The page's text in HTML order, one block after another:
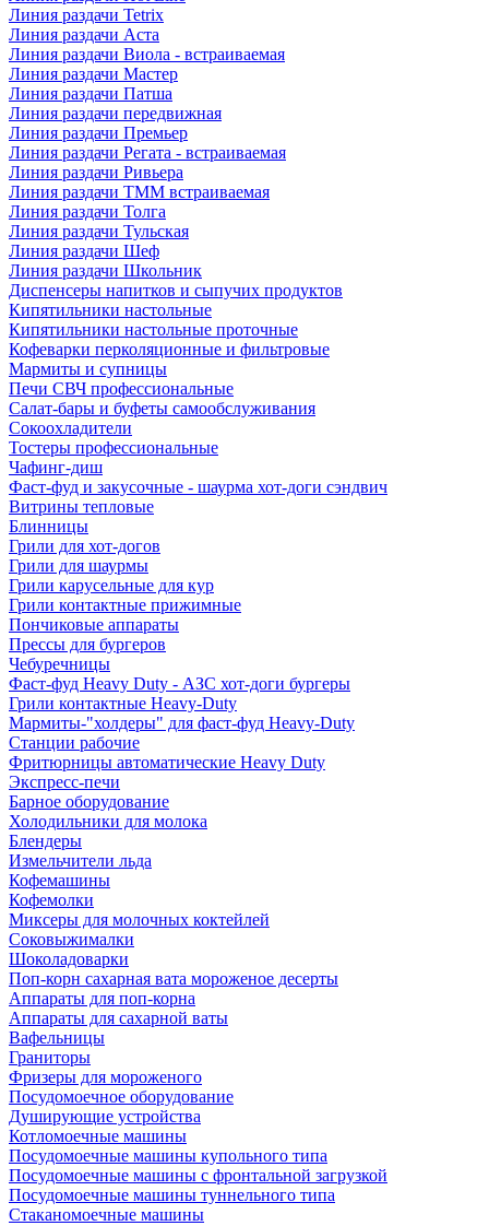
Линия раздачи Tetrix
Линия раздачи Аста
Линия раздачи Виола - встраиваемая
Линия раздачи Мастер
Линия раздачи Патша
Линия раздачи передвижная
Линия раздачи Премьер
Линия раздачи Регата - встраиваемая
Линия раздачи Ривьера
Линия раздачи ТММ встраиваемая
Линия раздачи Толга
Линия раздачи Тульская
Линия раздачи Шеф
Линия раздачи Школьник
Диспенсеры напитков и сыпучих продуктов
Кипятильники настольные
Кипятильники настольные проточные
Кофеварки перколяционные и фильтровые
Мармиты и супницы
Печи СВЧ профессиональные
Салат-бары и буфеты самообслуживания
Сокоохладители
Тостеры профессиональные
Чафинг-диш
Фаст-фуд и закусочные - шаурма хот-доги сэндвич
Витрины тепловые
Блинницы
Грили для хот-догов
Грили для шаурмы
Грили карусельные для кур
Грили контактные прижимные
Пончиковые аппараты
Прессы для бургеров
Чебуречницы
Фаст-фуд Heavy Duty - АЗС хот-доги бургеры
Грили контактные Heavy-Duty
Мармиты-"холдеры" для фаст-фуд Heavy-Duty
Станции рабочие
Фритюрницы автоматические Heavy Duty
Экспресс-печи
Барное оборудование
Холодильники для молока
Блендеры
Измельчители льда
Кофемашины
Кофемолки
Миксеры для молочных коктейлей
Соковыжималки
Шоколадоварки
Поп-корн сахарная вата мороженое десерты
Аппараты для поп-корна
Аппараты для сахарной ваты
Вафельницы
Граниторы
Фризеры для мороженого
Посудомоечное оборудование
Душирующие устройства
Котломоечные машины
Посудомоечные машины купольного типа
Посудомоечные машины с фронтальной загрузкой
Посудомоечные машины туннельного типа
Стаканомоечные машины